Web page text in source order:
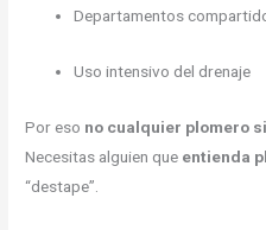
Departamentos
Uso intensivo del drenaje
Por eso no cualquier plomero
Necesitas alguien que entienda
“destape”.